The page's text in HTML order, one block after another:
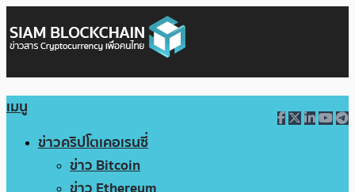
เมนู
ข่าวคริปโตเคอเรนซี่
ข่าว Bitcoin